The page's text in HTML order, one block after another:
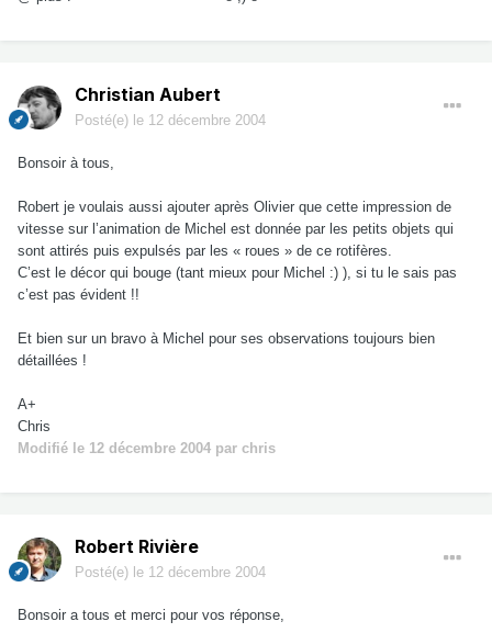
Christian Aubert
Posté(e) le 12 décembre 2004
Bonsoir à tous,
Robert je voulais aussi ajouter après Olivier que cette impression de
vitesse sur l’animation de Michel est donnée par les petits objets qui
sont attirés puis expulsés par les « roues » de ce rotifères.
C’est le décor qui bouge (tant mieux pour Michel :) ), si tu le sais pas
c’est pas évident !!
Et bien sur un bravo à Michel pour ses observations toujours bien
détaillées !
A+
Chris
Modifié le 12 décembre 2004 par chris
Robert Rivière
Posté(e) le 12 décembre 2004
Bonsoir a tous et merci pour vos réponse,